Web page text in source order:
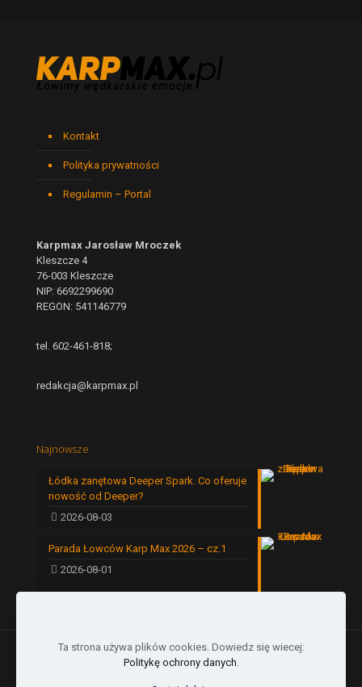
Kontakt
Polityka prywatności
Regulamin – Portal
Karpmax Jarosław Mroczek
Kleszcze 4
76-003 Kleszcze
NIP: 6692299690
REGON: 541146779
tel. 602-461-818;
redakcja@karpmax.pl
Najnowsze
Łódka zanętowa Deeper Spark. Co oferuje
nowość od Deeper?
2026-08-03
Parada Łowców Karp Max 2026 – cz.1
2026-08-01
Ta strona używa plików cookies. Dowiedz się wiecej:
Politykę ochrony danych.